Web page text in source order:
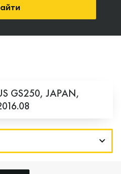
GS250, JAPAN,